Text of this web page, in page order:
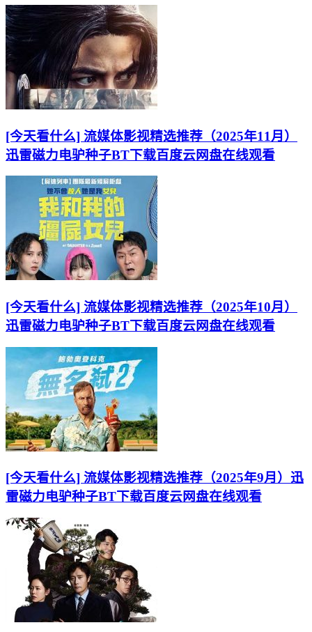
[今天看什么] 流媒体影视精选推荐（2025年11月）
迅雷磁力电驴种子BT下载百度云网盘在线观看
[今天看什么] 流媒体影视精选推荐（2025年10月）
迅雷磁力电驴种子BT下载百度云网盘在线观看
[今天看什么] 流媒体影视精选推荐（2025年9月）迅
雷磁力电驴种子BT下载百度云网盘在线观看